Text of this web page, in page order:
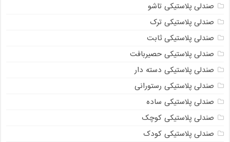
صندلی پلاستیکی تاشو
صندلی پلاستیکی ترک
صندلی پلاستیکی ثابت
صندلی پلاستیکی حصیربافت
صندلی پلاستیکی دسته دار
صندلی پلاستیکی رستورانی
صندلی پلاستیکی ساده
صندلی پلاستیکی کوچک
صندلی پلاستیکی کودک